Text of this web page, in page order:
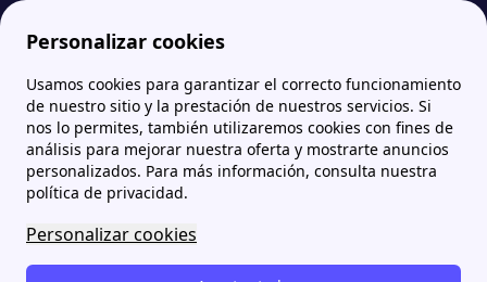
Personalizar cookies
Usamos cookies para garantizar el correcto funcionamiento
de nuestro sitio y la prestación de nuestros servicios. Si
nos lo permites, también utilizaremos cookies con fines de
análisis para mejorar nuestra oferta y mostrarte anuncios
personalizados. Para más información, consulta nuestra
política de privacidad.
Personalizar cookies
Papernest.es blog Esta web te ayuda a reducir los tóxicos en tu hogar
Esta web te ayuda a reducir
los tóxicos en tu hogar
Adriangonzalez